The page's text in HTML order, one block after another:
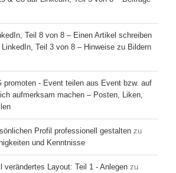
Teil 8 von 8 – Einen Artikel schreiben
Teil 3 von 8 – Hinweise zu Bildern
promoten - Event teilen aus Event bzw. auf
aufmerksam machen – Posten, Liken,
Profil professionell gestalten zu
und Kenntnisse
verändertes Layout: Teil 1 - Anlegen zu